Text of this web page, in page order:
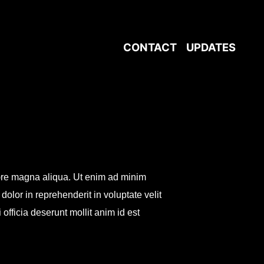
CONTACT UPDATES
magna aliqua. Ut enim ad minim
in reprehenderit in voluptate velit
deserunt mollit anim id est